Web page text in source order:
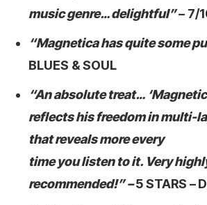
music genre… delightful”– 7/
“Magnetica has quite some
BLUES & SOUL
“An absolute treat…
reflects his freedom in multi-
that reveals more every
time you listen to it. Very
recommended!” –5 STARS –